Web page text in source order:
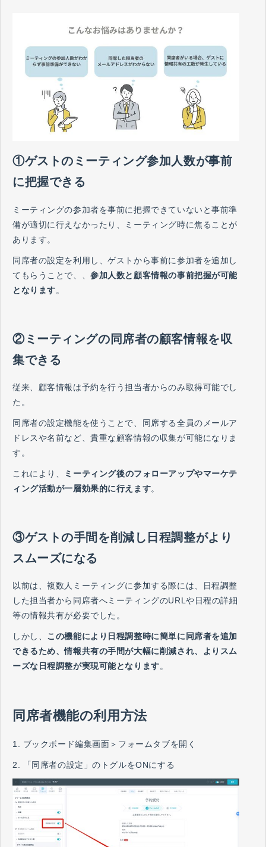
①ゲストのミーティング参加人数が事前
に把握できる
ミーティングの参加者を事前に把握できていないと事前準
備が適切に行えなかったり、ミーティング時に焦ることが
あります。
同席者の設定を利用し、ゲストから事前に参加者を追加し
てもらうことで、、参加人数と顧客情報の事前把握が可能
となります。
②ミーティングの同席者の顧客情報を収
集できる
従来、顧客情報は予約を行う担当者からのみ取得可能でし
た。
同席者の設定機能を使うことで、同席する全員のメールア
ドレスや名前など、貴重な顧客情報の収集が可能になりま
す。
これにより、
ミーティング後のフォローアップやマーケテ
ィング活動が一層効果的に行えます。
③ゲストの手間を削減し日程調整がより
スムーズになる
以前は、複数人ミーティングに参加する際には、日程調整
した担当者から同席者へミーティングのURLや日程の詳細
等の情報共有が必要でした。
しかし、 この機能により日程調整時に簡単に同席者を追加
できるため、情報共有の手間が大幅に削減され、よりスム
ーズな日程調整が実現可能となります。
同席者機能の利用方法
1. ブックボード編集画面＞フォームタブを開く
2. 「同席者の設定」のトグルをONにする